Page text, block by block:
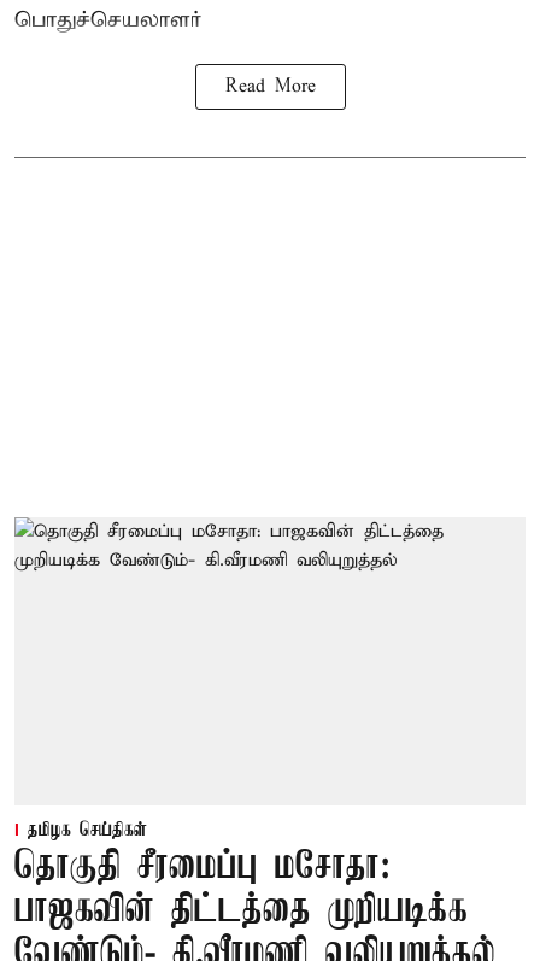
பொதுச்செயலாளர்
Read More
தமிழக செய்திகள்
தொகுதி சீரமைப்பு மசோதா:
பாஜகவின் திட்டத்தை முறியடிக்க